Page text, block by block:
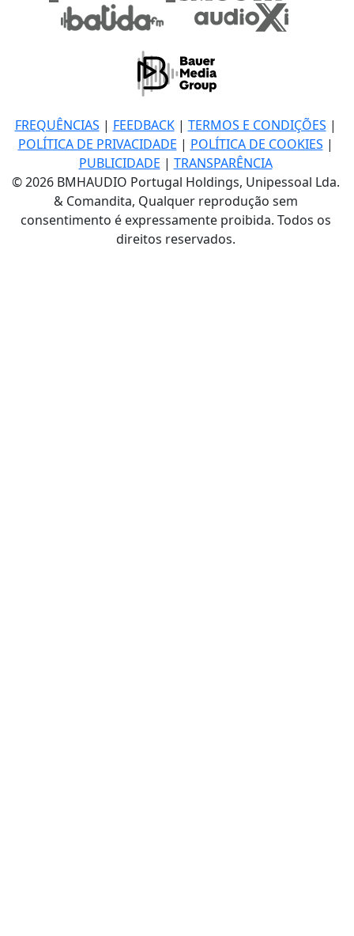
FREQUÊNCIAS | FEEDBACK| TERMOS E CONDIÇÕES |
POLÍTICA DE PRIVACIDADE | POLÍTICA DE COOKIES |
PUBLICIDADE | TRANSPARÊNCIA
© 2026 BMHAUDIO Portugal Holdings, Unipessoal Lda.
& Comandita, Qualquer reprodução sem
consentimento é expressamente proibida. Todos os
direitos reservados.